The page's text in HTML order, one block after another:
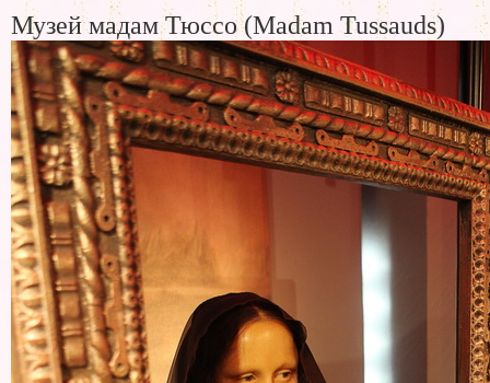
Музей мадам Тюссо (Madam Tussauds)